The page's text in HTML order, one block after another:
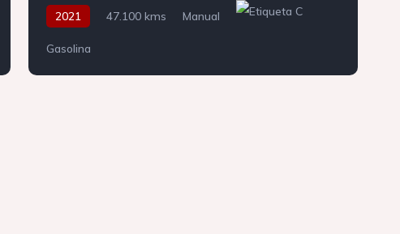
2021 47.100 kms Manual
Gasolina